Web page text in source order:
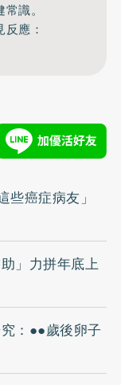
識。
應：
癌症病友」
」力拼年底上
：●●歲後卵子